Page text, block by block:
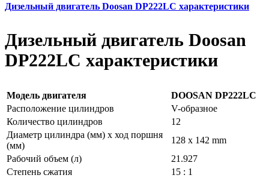
Дизельный двигатель Doosan DP222LC характеристики
Дизельный двигатель Doosan
DP222LC характеристики
Модель двигателя
DOOSAN DP222LC
Расположение цилиндров
V-образное
Количество цилиндров
12
Диаметр цилиндра (мм) x ход поршня
(мм)
128 x 142 mm
Рабочий объем (л)
21.927
Степень сжатия
15 : 1